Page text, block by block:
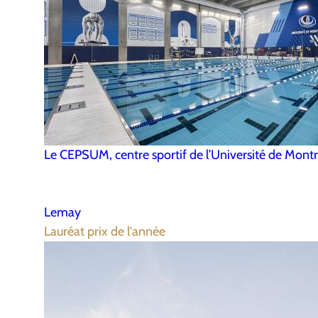
Le CEPSUM, centre sportif de l’Université de
Lemay
Lauréat prix de l'année